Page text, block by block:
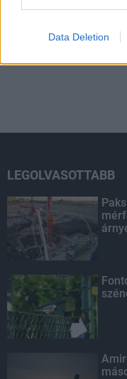
Data Deletion
LEGOLVASOTTABB